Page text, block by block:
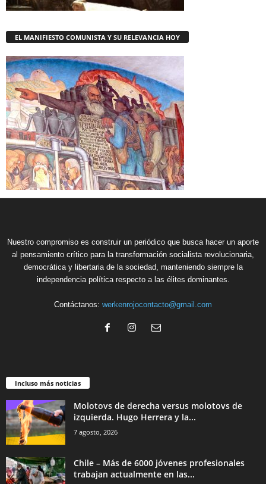
EL MANIFIESTO COMUNISTA Y SU RELEVANCIA HOY
Nuestro compromiso es construir un periódico que busca hacer un aporte
al pensamiento crítico para la transformación socialista revolucionaria,
democrática y libertaria de la sociedad, manteniendo siempre la
independencia política respecto a las élites dominantes.
Contáctanos: werkenrojocontacto@gmail.com
Incluso más noticias
Molotovs de derecha versus molotovs de
izquierda. Hugo Herrera y la...
7 agosto, 2026
Chile – Más de 6000 jóvenes profesionales
trabajan actualmente en las...